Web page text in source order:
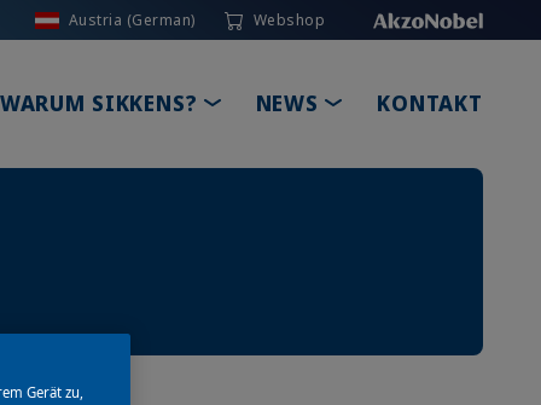
Austria (German) Webshop
DROPDOWN
WARUM SIKKENS? TOGGLE DROPDOWN
NEWS TOGGLEKONTAKT
Gerät zu,